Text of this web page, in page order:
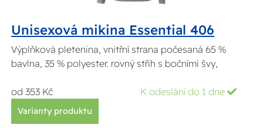
Unisexová mikina Essential 406
Výplňková pletenina, vnitřní strana počesaná 65 %
bavlna, 35 % polyester. rovný střih s bočními švy,
od 353 Kč K odeslání do 1 dne
Varianty produktu